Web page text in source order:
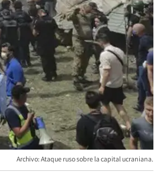
Archivo: Ataque ruso sobre la capital ucraniana.